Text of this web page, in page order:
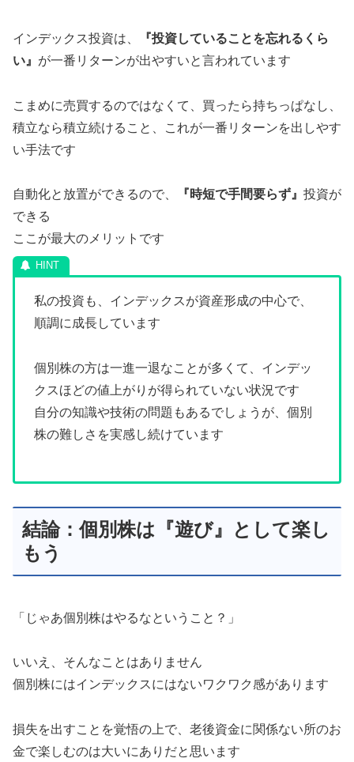
インデックス投資は、
『投資していることを忘れるくら
い』 が一番リターンが出やすいと言われています
こまめに売買するのではなくて、買ったら持ちっぱなし、
積立なら積立続けること、これが一番リターンを出しやす
い手法です
自動化と放置ができるので、 『時短で手間要らず』 投資が
できる
ここが最大のメリットです
私の投資も、インデックスが資産形成の中心で、
順調に成長しています
個別株の方は一進一退なことが多くて、インデッ
クスほどの値上がりが得られていない状況です
自分の知識や技術の問題もあるでしょうが、個別
株の難しさを実感し続けています
結論：個別株は『遊び』として楽し
もう
「じゃあ個別株はやるなということ？」
いいえ、そんなことはありません
個別株にはインデックスにはないワクワク感があります
損失を出すことを覚悟の上で、老後資金に関係ない所のお
金で楽しむのは大いにありだと思います